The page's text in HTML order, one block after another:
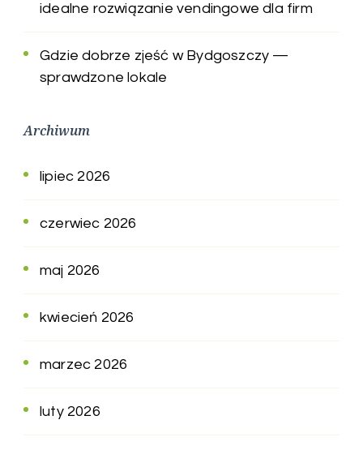
idealne rozwiązanie vendingowe dla firm
Gdzie dobrze zjeść w Bydgoszczy —
sprawdzone lokale
Archiwum
lipiec 2026
czerwiec 2026
maj 2026
kwiecień 2026
marzec 2026
luty 2026